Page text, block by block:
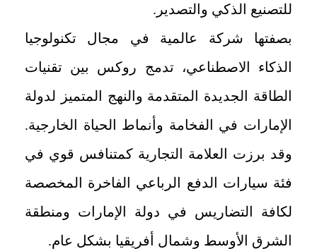
للتصنيع الذكي والتصدير.
بصفتها شركة عالمية في مجال تكنولوجيا
الذكاء الاصطناعي، تدمج روكس بين تقنيات
الطاقة الجديدة المتقدمة والنهج المتميز لدولة
الإمارات في الفخامة وأنماط الحياة الخارجية.
وقد برزت العلامة التجارية كمتنافس قوي في
فئة سيارات الدفع الرباعي الفاخرة المخصصة
لكافة التضاريس في دولة الإمارات ومنطقة
الشرق الأوسط وشمال أفريقيا بشكل عام.